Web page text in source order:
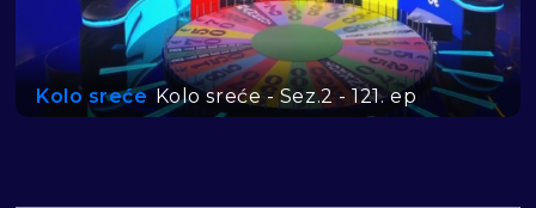
Kolo sreće Kolo sreće - Sez.2 - 121. ep